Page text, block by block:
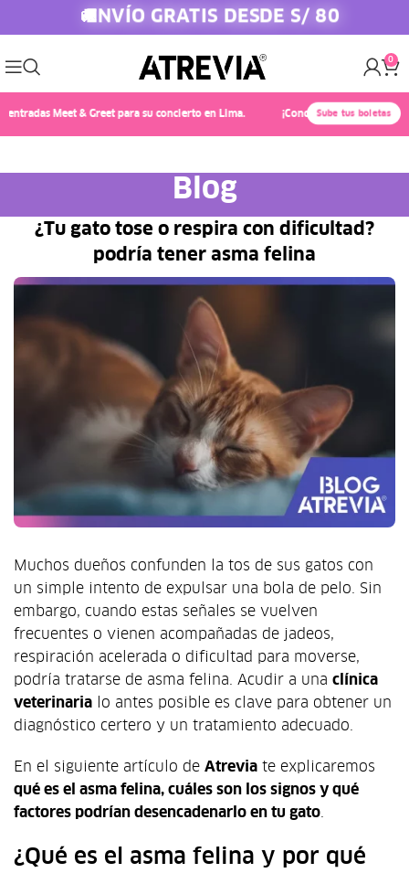
🚚 ENVÍO GRATIS DESDE S/ 80
0
Meet & Greet para su concierto en Lima. ¡Conoce a Chayanne! 🎤✨
Sube tus boletas
Blog
¿Tu gato tose o respira con dificultad?
podría tener asma felina
Muchos dueños confunden la tos de sus gatos con
un simple intento de expulsar una bola de pelo. Sin
embargo, cuando estas señales se vuelven
frecuentes o vienen acompañadas de jadeos,
respiración acelerada o dificultad para moverse,
podría tratarse de asma felina. Acudir a una clínica
veterinaria lo antes posible es clave para obtener un
diagnóstico certero y un tratamiento adecuado.
En el siguiente artículo de Atrevia te explicaremos
qué es el asma felina, cuáles son los signos y qué
factores podrían desencadenarlo en tu gato.
¿Qué es el asma felina y por qué